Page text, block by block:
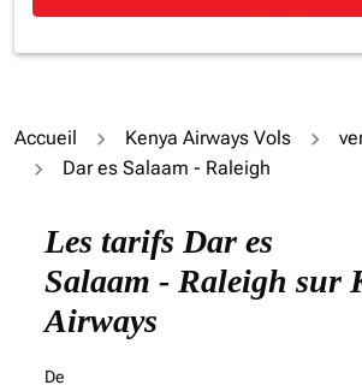
Accueil Kenya Airways Vols
Dar es Salaam - Raleigh
Les tarifs Dar es
Salaam - Raleigh sur
Airways
De
Essayez de mettre à jour votre